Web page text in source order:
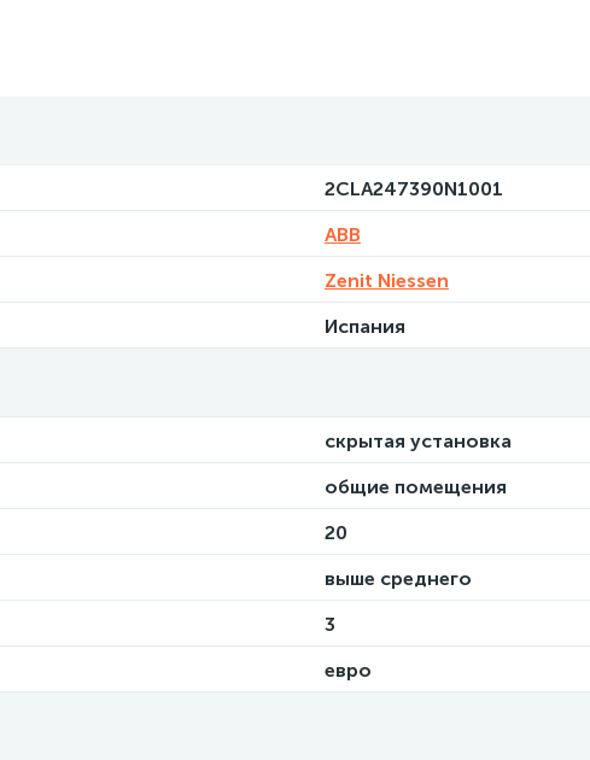
2CLA247390N1001
ABB
Zenit Niessen
Испания
скрытая установка
общие помещения
20
выше среднего
3
евро